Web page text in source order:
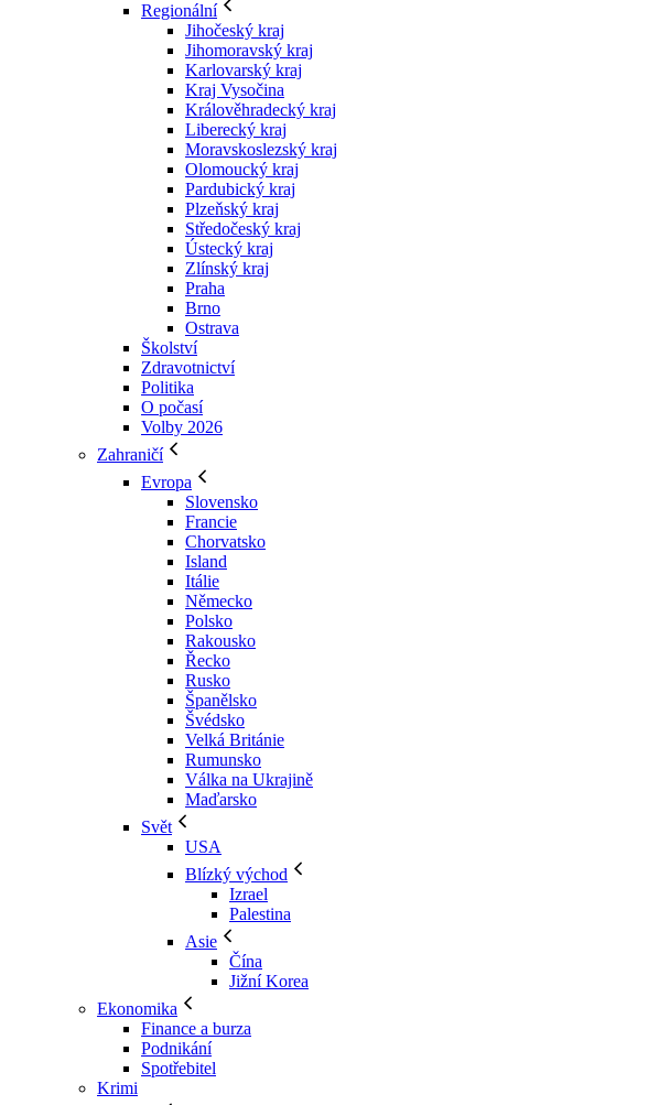
Regionální
Jihočeský kraj
Jihomoravský kraj
Karlovarský kraj
Kraj Vysočina
Králověhradecký kraj
Liberecký kraj
Moravskoslezský kraj
Olomoucký kraj
Pardubický kraj
Plzeňský kraj
Středočeský kraj
Ústecký kraj
Zlínský kraj
Praha
Brno
Ostrava
Školství
Zdravotnictví
Politika
O počasí
Volby 2026
Zahraničí
Evropa
Slovensko
Francie
Chorvatsko
Island
Itálie
Německo
Polsko
Rakousko
Řecko
Rusko
Španělsko
Švédsko
Velká Británie
Rumunsko
Válka na Ukrajině
Maďarsko
Svět
USA
Blízký východ
Izrael
Palestina
Asie
Čína
Jižní Korea
Ekonomika
Finance a burza
Podnikání
Spotřebitel
Krimi